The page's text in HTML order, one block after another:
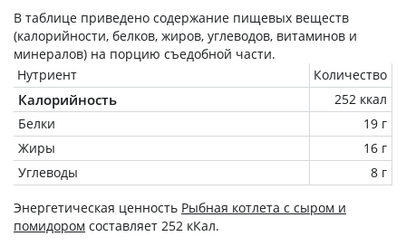
В таблице приведено содержание пищевых веществ
(калорийности, белков, жиров, углеводов, витаминов и
минералов) на порцию съедобной части.
Нутриент
Количество
Калорийность
252 ккал
Белки
19 г
Жиры
16 г
Углеводы
8 г
Энергетическая ценность Рыбная котлета с сыром и
помидором составляет 252 кКал.